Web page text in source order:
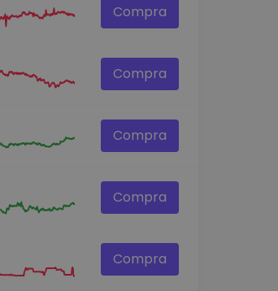
Compra
Compra
Compra
Compra
Compra